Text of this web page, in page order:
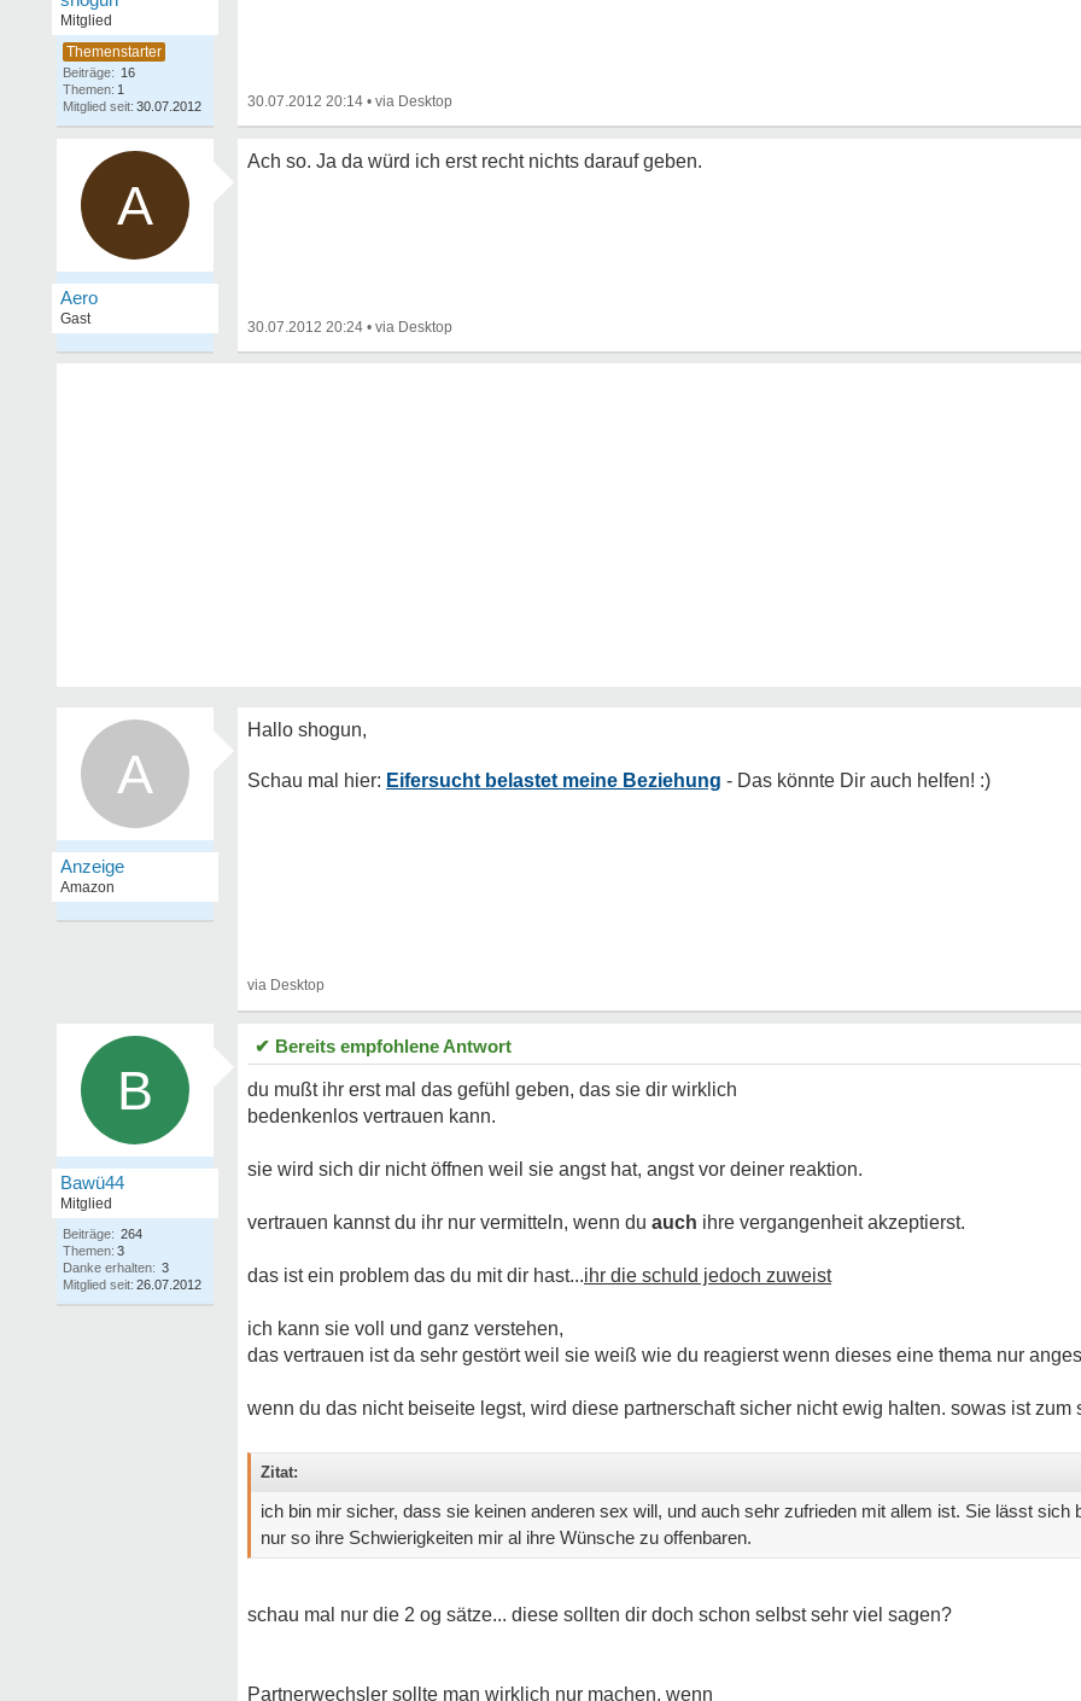
Mitglied
Beiträge: 16
Themen: 1
Mitglied seit: 30.07.2012 30.07.2012 20:14 •
A
Aero
Gast
Ach so. Ja da würd ich erst recht nichts darauf geben.
30.07.2012 20:24 •
A Eifersucht belastet meine Beziehung
B
Bawü44
Mitglied
Beiträge: 264
Themen: 3
Danke erhalten: 3
Mitglied seit: 26.07.2012
✔ Bereits empfohlene Antwort
du mußt ihr erst mal das gefühl geben, das sie dir wirklich
bedenkenlos vertrauen kann.
sie wird sich dir nicht öffnen weil sie angst hat, angst vor deiner reaktion.
vertrauen kannst du ihr nur vermitteln, wenn du auch ihre vergangenheit akzeptierst.
das ist ein problem das du mit dir hast...ihr die schuld jedoch zuweist
ich kann sie voll und ganz verstehen,
das vertrauen ist da sehr gestört weil sie weiß wie du reagierst wenn dieses eine thema nur
wenn du das nicht beiseite legst, wird diese partnerschaft sicher nicht ewig halten. sowas ist zum
Zitat:
ich bin mir sicher, dass sie keinen anderen sex will, und auch sehr zufrieden mit allem ist. Sie lässt sich
nur so ihre Schwierigkeiten mir al ihre Wünsche zu offenbaren.
schau mal nur die 2 og sätze... diese sollten dir doch schon selbst sehr viel sagen?
Partnerwechsler sollte man wirklich nur machen, wenn